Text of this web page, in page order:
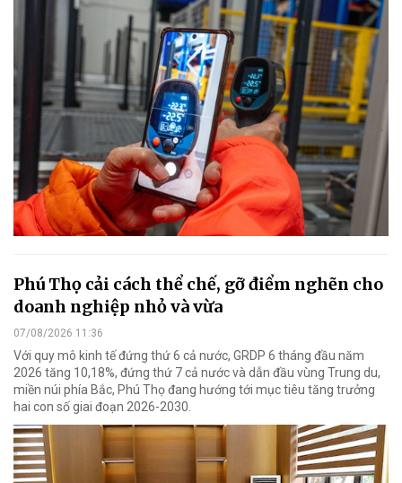
Phú Thọ cải cách thể chế, gỡ điểm nghẽn cho
doanh nghiệp nhỏ và vừa
07/08/2026 11:36
Với quy mô kinh tế đứng thứ 6 cả nước, GRDP 6 tháng đầu năm
2026 tăng 10,18%, đứng thứ 7 cả nước và dẫn đầu vùng Trung du,
miền núi phía Bắc, Phú Thọ đang hướng tới mục tiêu tăng trưởng
hai con số giai đoạn 2026-2030.